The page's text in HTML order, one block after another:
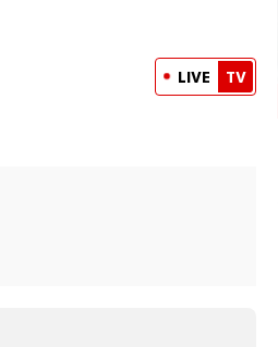
LIVE TV